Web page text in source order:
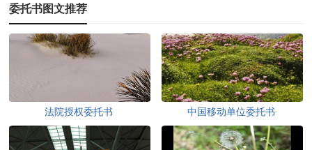
委托书图文推荐
法院授权委托书 中国移动单位委托书